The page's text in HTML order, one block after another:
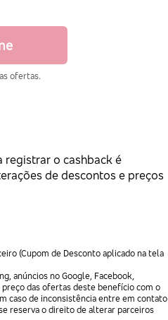
ofertas.
registrar o cashback é
de descontos e preços
(Cupom de Desconto aplicado na tela
anúncios no Google, Facebook,
das ofertas deste benefício com o
caso de inconsistência entre em contato
reserva o direito de alterar parceiros